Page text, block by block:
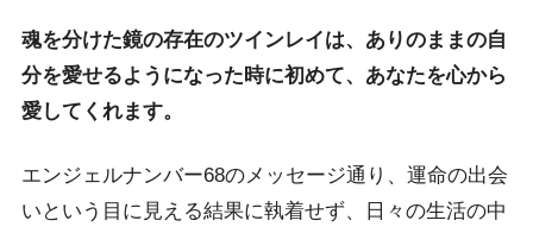
魂を分けた鏡の存在のツインレイは、ありのままの自
分を愛せるようになった時に初めて、あなたを心から
愛してくれます。
エンジェルナンバー68のメッセージ通り、運命の出会
いという目に見える結果に執着せず、日々の生活の中